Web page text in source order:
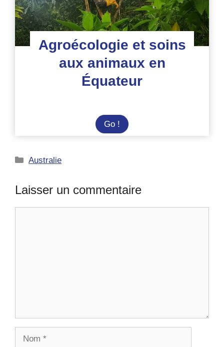
Agroécologie et soins
aux animaux en
Équateur
Go ! Agroécologie
et
en
Catégories
Australie
Laisser un commentaire